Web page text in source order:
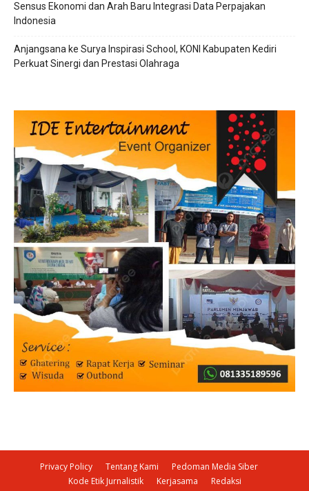
Sensus Ekonomi dan Arah Baru Integrasi Data Perpajakan
Indonesia
Anjangsana ke Surya Inspirasi School, KONI Kabupaten Kediri
Perkuat Sinergi dan Prestasi Olahraga
Privacy Policy Tentang Kami
Pedoman Media Siber
Kode Etik Jurnalistik
Kerjasama Redaksi